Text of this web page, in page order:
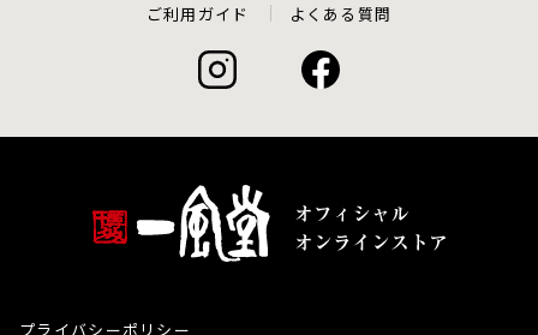
ご利用ガイド よくある質問
プライバシーポリシー